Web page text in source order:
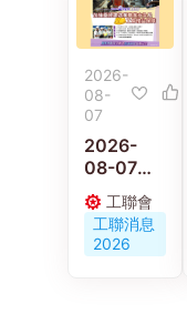
2026-
08-
07
2026-
08-07
【施政報
告重點建
議】梁子
穎：政府
工聯會
工聯消息
2026